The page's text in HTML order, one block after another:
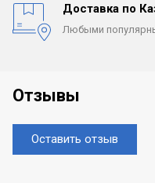
Доставка по
Любыми
Отзывы
Оставить отзыв